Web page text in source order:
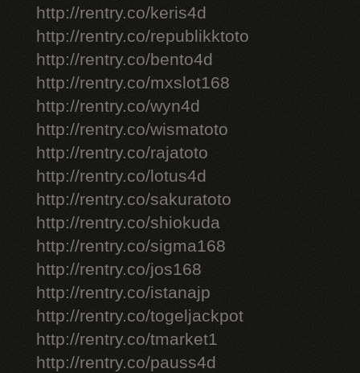
http://rentry.co/keris4d
http://rentry.co/republikktoto
http://rentry.co/bento4d
http://rentry.co/mxslot168
http://rentry.co/wyn4d
http://rentry.co/wismatoto
http://rentry.co/rajatoto
http://rentry.co/lotus4d
http://rentry.co/sakuratoto
http://rentry.co/shiokuda
http://rentry.co/sigma168
http://rentry.co/jos168
http://rentry.co/istanajp
http://rentry.co/togeljackpot
http://rentry.co/tmarket1
http://rentry.co/pauss4d